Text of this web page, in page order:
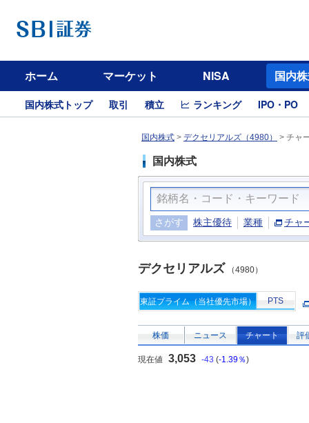
ホーム マーケット NISA 国内
国内株式トップ 取引 積立 ランキング IPO・PO
国内株式 > デクセリアルズ（4980） > チャ
国内株式
さがす 株主優待 業種 チャ
デクセリアルズ （4980）
東証プライム（当社優先市場） PTS
株価 ニュース チャート 評
現在値 3,053 -43 (-1.39％)